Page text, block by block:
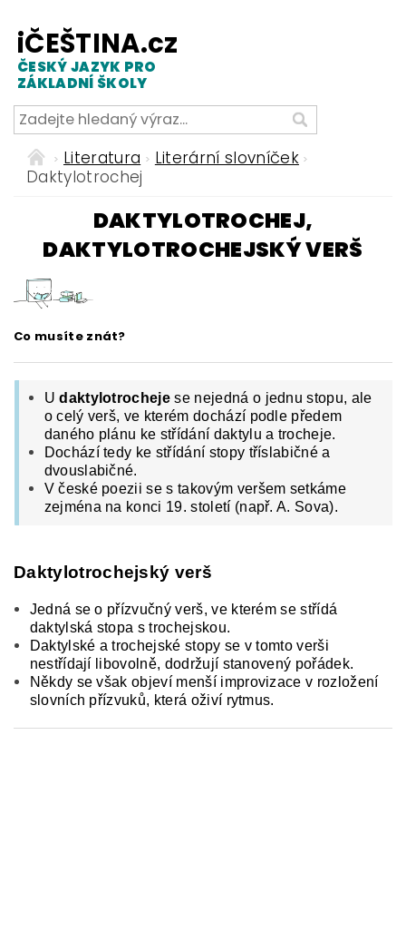
iČEŠTINA.cz
ČESKÝ JAZYK PRO
ZÁKLADNÍ ŠKOLY
Literatura
Literární slovníček
Daktylotrochej
DAKTYLOTROCHEJ,
DAKTYLOTROCHEJSKÝ VERŠ
Co musíte znát?
Udaktylotrocheje se nejedná o jednu stopu, ale
o celý verš, ve kterém dochází podle předem
daného plánu ke střídání daktylu a trocheje.
Dochází tedy ke střídání stopy tříslabičné a
dvouslabičné.
V české poezii se s takovým veršem setkáme
zejména na konci 19. století (např. A. Sova).
Daktylotrochejský verš
Jedná se o přízvučný verš, ve kterém se střídá
daktylská stopa s trochejskou.
Daktylské a trochejské stopy se v tomto verši
nestřídají libovolně, dodržují stanovený pořádek.
Někdy se však objeví menší improvizace v rozložení
slovních přízvuků, která oživí rytmus.